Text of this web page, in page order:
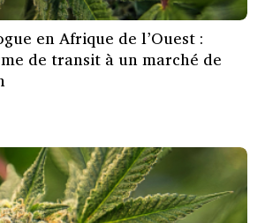
en Afrique de l’Ouest :
de transit à un marché de